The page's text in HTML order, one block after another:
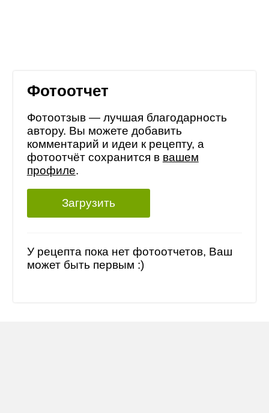
Фотоотчет
Фотоотзыв — лучшая благодарность
автору. Вы можете добавить
комментарий и идеи к рецепту, а
фотоотчёт сохранится в вашем
профиле.
Загрузить
У рецепта пока нет фотоотчетов, Ваш
может быть первым :)